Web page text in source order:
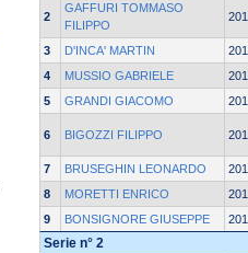
2
GAFFURI TOMMASO
FILIPPO
3 D'INCA' MARTIN
4
MUSSIO GABRIELE
5
GRANDI GIACOMO
6 BIGOZZI FILIPPO
7 BRUSEGHIN LEONARDO
8
MORETTI ENRICO
9
BONSIGNORE GIUSEPPE
Serie n° 2